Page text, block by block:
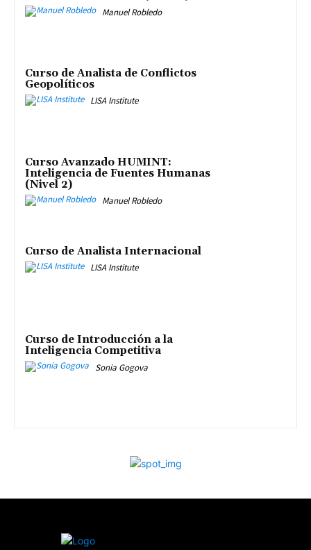
Manuel Robledo
Curso de Analista de Conflictos
Geopolíticos
LISA Institute
Curso Avanzado HUMINT:
Inteligencia de Fuentes Humanas
(Nivel 2)
Manuel Robledo
Curso de Analista Internacional
LISA Institute
Curso de Introducción a la
Inteligencia Competitiva
Sonia Gogova